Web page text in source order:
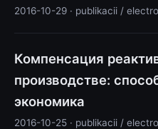
2016-10-29 · publikacii / electro
Компенсация
производстве:
экономика
2016-10-25 · publikacii / electro